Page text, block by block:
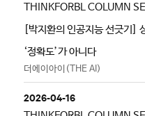
THINKFORBL COLUMN
[박지환의 인공지능 선긋기]
‘정확도’가 아니다
더에이아이(THE AI)
2026-04-16